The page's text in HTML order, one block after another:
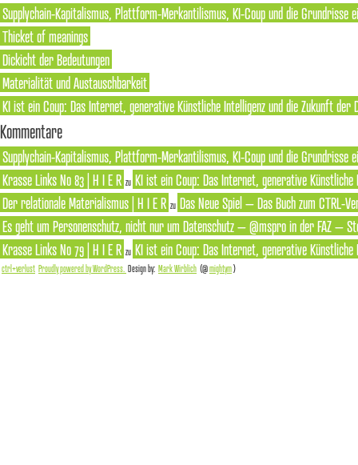
Supplychain-Kapitalismus, Plattform-Merkantilismus, KI-Coup und die Grundrisse
Thicket of meanings
Dickicht der Bedeutungen
Materialität und Austauschbarkeit
KI ist ein Coup: Das Internet, generative Künstliche Intelligenz und die Zukunft der
Kommentare
Supplychain-Kapitalismus, Plattform-Merkantilismus, KI-Coup und die
Krasse Links No 83 | H I E R zu KI ist ein Coup: Das Internet, generative
Der relationale Materialismus | H I E R zu Das Neue Spiel – Das Buch zum CTRL-
Es geht um Personenschutz, nicht nur um Datenschutz – @mspro in der FAZ –
Krasse Links No 79 | H I E R zu KI ist ein Coup: Das Internet, generative
ctrl+verlust Proudly powered by WordPress. Design by: Mark Wirblich (@mightym)